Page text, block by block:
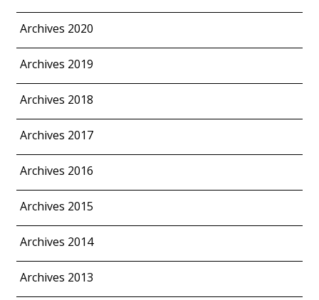
Archives 2020
Archives 2019
Archives 2018
Archives 2017
Archives 2016
Archives 2015
Archives 2014
Archives 2013